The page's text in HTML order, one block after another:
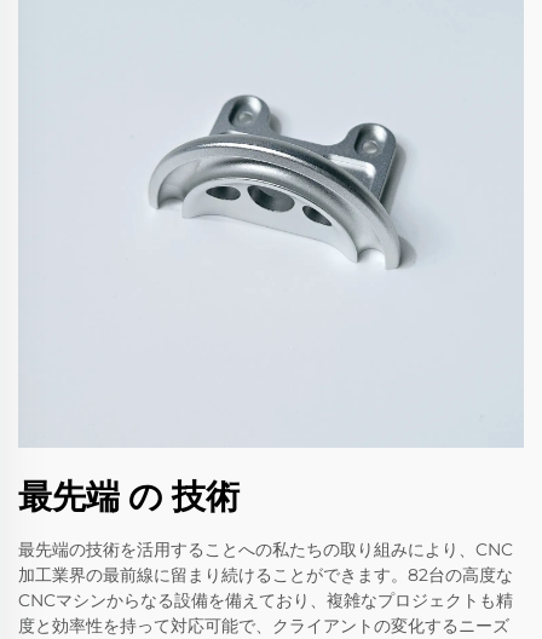
最先端 の 技術
最先端の技術を活用することへの私たちの取り組みにより、CNC
加工業界の最前線に留まり続けることができます。82台の高度な
CNCマシンからなる設備を備えており、複雑なプロジェクトも精
度と効率性を持って対応可能で、クライアントの変化するニーズ